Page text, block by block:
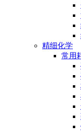
精细化学
常用